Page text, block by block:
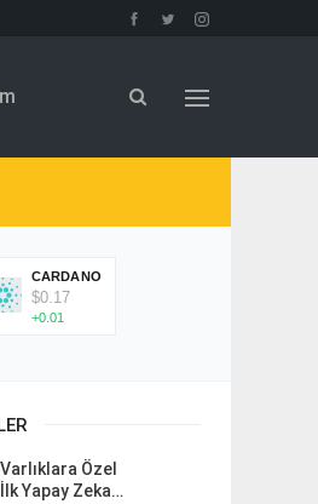
CARDANO
$0.17
+0.01
Özel
Yapay Zeka…